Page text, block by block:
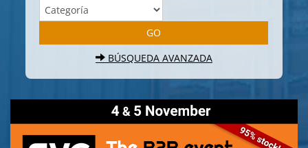
BÚSQUEDA AVANZADA